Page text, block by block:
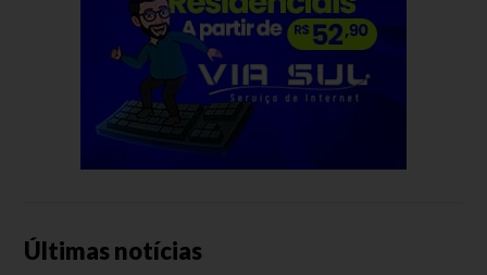
Últimas notícias